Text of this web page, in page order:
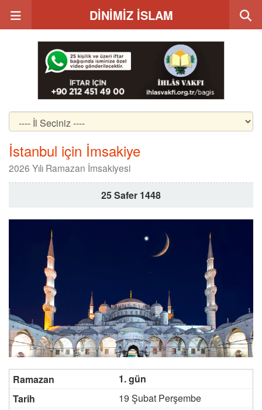
DİNİMİZ İSLAM
İstanbul için İmsakiye
2026 Yılı Ramazan İmsakiyesi
25 Safer 1448
1. gün
19 Şubat Perşembe